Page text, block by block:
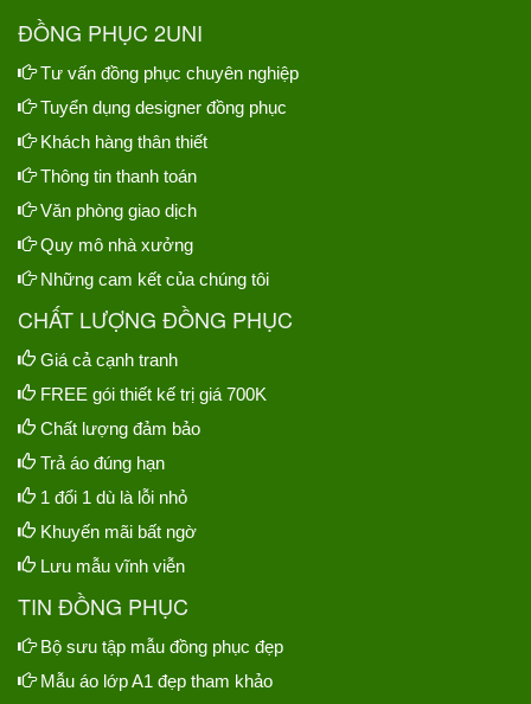
ĐỒNG PHỤC 2UNI
Tư vấn đồng phục chuyên nghiệp
Tuyển dụng designer đồng phục
Khách hàng thân thiết
Thông tin thanh toán
Văn phòng giao dịch
Quy mô nhà xưởng
Những cam kết của chúng tôi
CHẤT LƯỢNG ĐỒNG PHỤC
Giá cả cạnh tranh
FREE gói thiết kế trị giá 700K
Chất lượng đảm bảo
Trả áo đúng hạn
1 đổi 1 dù là lỗi nhỏ
Khuyến mãi bất ngờ
Lưu mẫu vĩnh viễn
TIN ĐỒNG PHỤC
Bộ sưu tập mẫu đồng phục đẹp
Mẫu áo lớp A1 đẹp tham khảo